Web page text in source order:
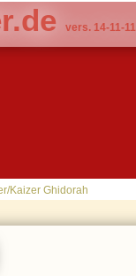
vers. 14-11-11
Kaizer Ghidorah